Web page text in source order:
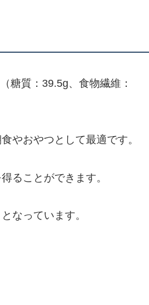
糖質：39.5g、食物繊維：
やおやつとして最適です。
ることができます。
なっています。